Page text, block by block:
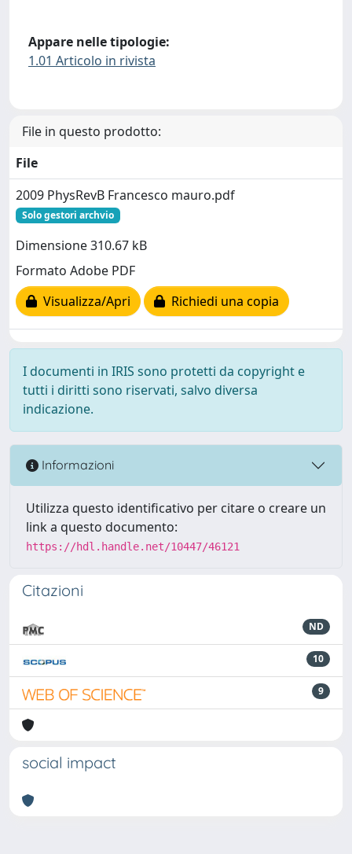
Appare nelle tipologie:
1.01 Articolo in rivista
File in questo prodotto:
File
2009 PhysRevB Francesco mauro.pdf
Solo gestori archvio
Dimensione 310.67 kB
Formato Adobe PDF
Visualizza/Apri
Richiedi una copia
I documenti in IRIS sono protetti da copyright e
tutti i diritti sono riservati, salvo diversa
indicazione.
Informazioni
Utilizza questo identificativo per citare o creare un
link a questo documento:
https://hdl.handle.net/10447/46121
Citazioni
ND
10
9
social impact